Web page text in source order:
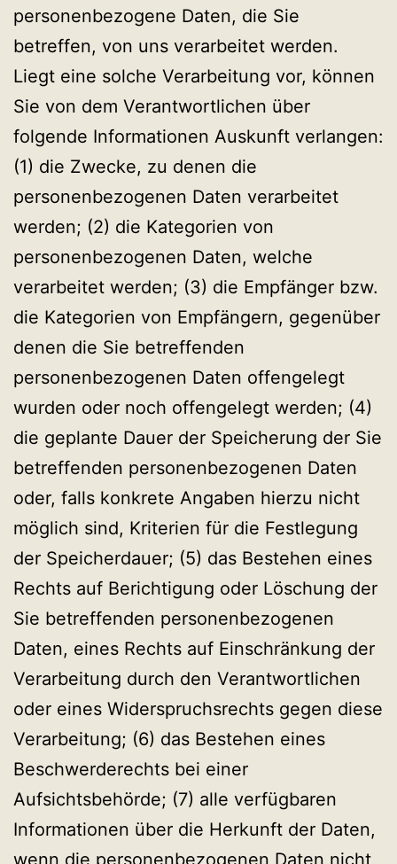
personenbezogene Daten, die Sie
betreffen, von uns verarbeitet werden.
Liegt eine solche Verarbeitung vor, können
Sie von dem Verantwortlichen über
folgende Informationen Auskunft verlangen:
(1) die Zwecke, zu denen die
personenbezogenen Daten verarbeitet
werden; (2) die Kategorien von
personenbezogenen Daten, welche
verarbeitet werden; (3) die Empfänger bzw.
die Kategorien von Empfängern, gegenüber
denen die Sie betreffenden
personenbezogenen Daten offengelegt
wurden oder noch offengelegt werden; (4)
die geplante Dauer der Speicherung der Sie
betreffenden personenbezogenen Daten
oder, falls konkrete Angaben hierzu nicht
möglich sind, Kriterien für die Festlegung
der Speicherdauer; (5) das Bestehen eines
Rechts auf Berichtigung oder Löschung der
Sie betreffenden personenbezogenen
Daten, eines Rechts auf Einschränkung der
Verarbeitung durch den Verantwortlichen
oder eines Widerspruchsrechts gegen diese
Verarbeitung; (6) das Bestehen eines
Beschwerderechts bei einer
Aufsichtsbehörde; (7) alle verfügbaren
Informationen über die Herkunft der Daten,
wenn die personenbezogenen Daten nicht